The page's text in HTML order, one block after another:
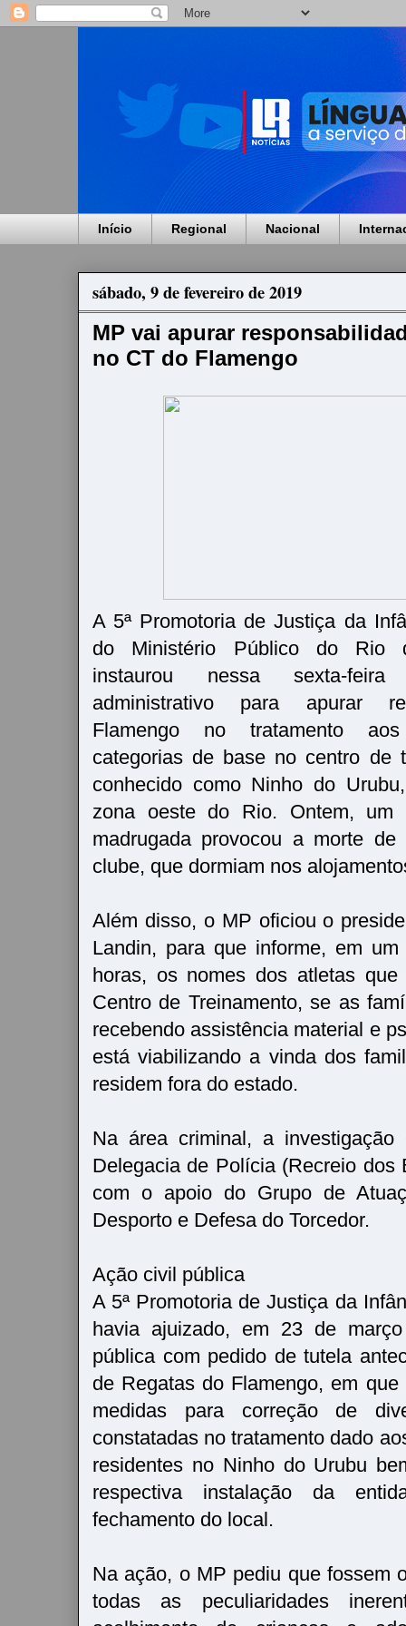
Início Regional Nacional
sábado, 9 de fevereiro de 2019
MP vai apurar
no CT do Flamengo
A 5ª Promotoria de Justiça da
do Ministério Público do Rio
instaurou nessa sexta-
administrativo para apurar
Flamengo no tratamento
categorias de base no centro de
conhecido como Ninho do
zona oeste do Rio. Ontem, um
madrugada provocou a morte
clube, que dormiam nos
Além disso, o MP oficiou o
Landin, para que informe, em
horas, os nomes dos atletas
Centro de Treinamento, se as
recebendo assistência material e
está viabilizando a vinda dos
residem fora do estado.
Na área criminal, a
Delegacia de Polícia (Recreio dos
com o apoio do Grupo de
Desporto e Defesa do Torcedor.
Ação civil pública
A 5ª Promotoria de Justiça da
havia ajuizado, em 23 de
pública com pedido de tutela
de Regatas do Flamengo, em
medidas para correção de
constatadas no tratamento dado
residentes no Ninho do Urubu
respectiva instalação da
fechamento do local.
Na ação, o MP pediu que fossem
todas as peculiaridades